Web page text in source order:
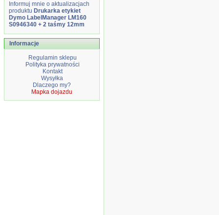
Informuj mnie o aktualizacjach
produktu Drukarka etykiet
Dymo LabelManager LM160
S0946340 + 2 taśmy 12mm
Informacje
Regulamin sklepu
Polityka prywatności
Kontakt
Wysyłka
Dlaczego my?
Mapka dojazdu